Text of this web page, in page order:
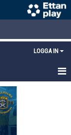
LOGGA IN